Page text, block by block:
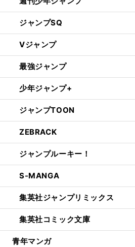
ジャンプSQ
Vジャンプ
最強ジャンプ
少年ジャンプ+
ジャンプTOON
ZEBRACK
ジャンプルーキー！
S-MANGA
集英社ジャンプリミックス
集英社コミック文庫
青年マンガ